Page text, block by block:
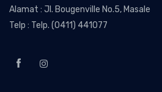
Alamat : Jl. Bougenville No.5, Masale
Telp : Telp. (0411) 441077